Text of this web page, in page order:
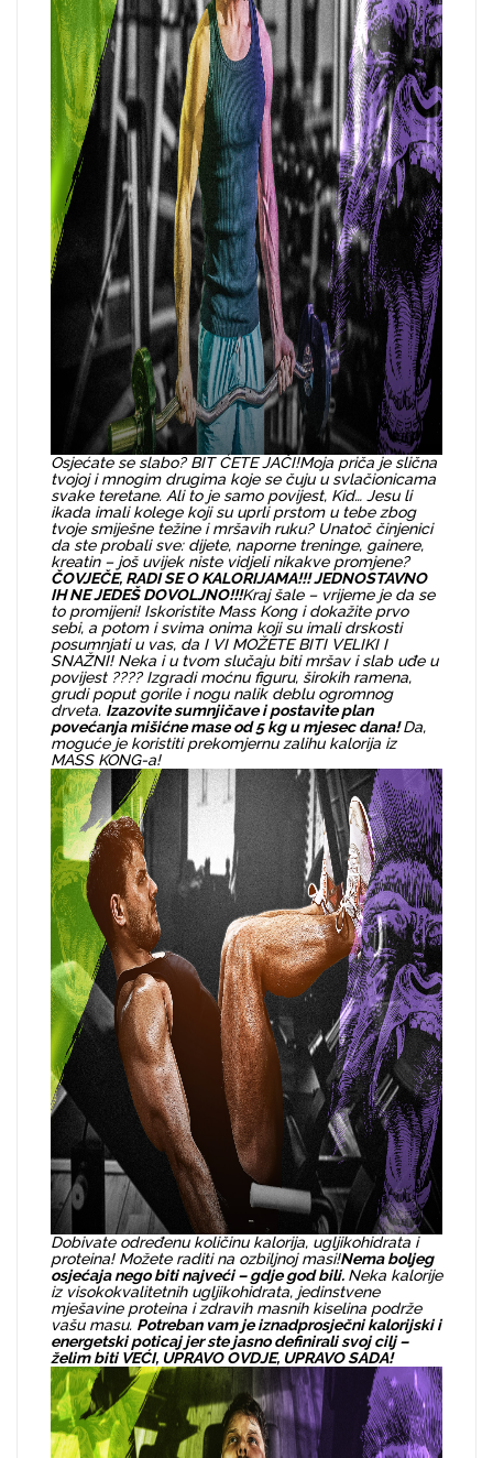
Osjećate se slabo? BIT ĆETE JAČI!Moja priča je slična
tvojoj i mnogim drugima koje se čuju u svlačionicama
svake teretane. Ali to je samo povijest, Kid… Jesu li
ikada imali kolege koji su uprli prstom u tebe zbog
tvoje smiješne težine i mršavih ruku? Unatoč činjenici
da ste probali sve: dijete, naporne treninge, gainere,
kreatin – još uvijek niste vidjeli nikakve promjene?
ČOVJEČE, RADI SE O KALORIJAMA!!! JEDNOSTAVNO
IH NE JEDEŠ DOVOLJNO!!!Kraj šale – vrijeme je da se
to promijeni! Iskoristite Mass Kong i dokažite prvo
sebi, a potom i svima onima koji su imali drskosti
posumnjati u vas, da I VI MOŽETE BITI VELIKI I
SNAŽNI! Neka i u tvom slučaju biti mršav i slab uđe u
povijest ???? Izgradi moćnu figuru, širokih ramena,
grudi poput gorile i nogu nalik deblu ogromnog
drveta. Izazovite sumnjičave i postavite plan
povećanja mišićne mase od 5 kg u mjesec dana!Da,
moguće je koristiti prekomjernu zalihu kalorija iz
MASS KONG-a!
Dobivate određenu količinu kalorija, ugljikohidrata i
proteina! Možete raditi na ozbiljnoj masi!Nema boljeg
osjećaja nego biti najveći – gdje god bili. Neka kalorije
iz visokokvalitetnih ugljikohidrata, jedinstvene
mješavine proteina i zdravih masnih kiselina podrže
vašu masu. Potreban vam je iznadprosječni kalorijski i
energetski poticaj jer ste jasno definirali svoj cilj –
želim biti VEĆI, UPRAVO OVDJE, UPRAVO SADA!